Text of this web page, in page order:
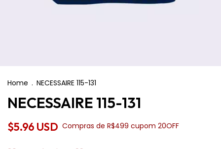
Home . NECESSAIRE 115-131
NECESSAIRE 115-131
$5.96 USD Compras de R$499 cupom 20OFF